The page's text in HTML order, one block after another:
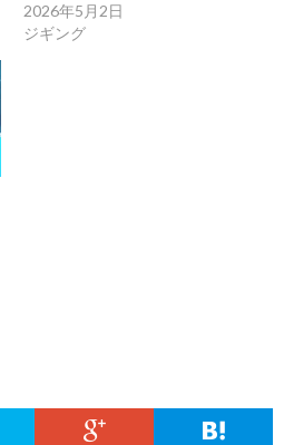
2026年5月2日
ジギング